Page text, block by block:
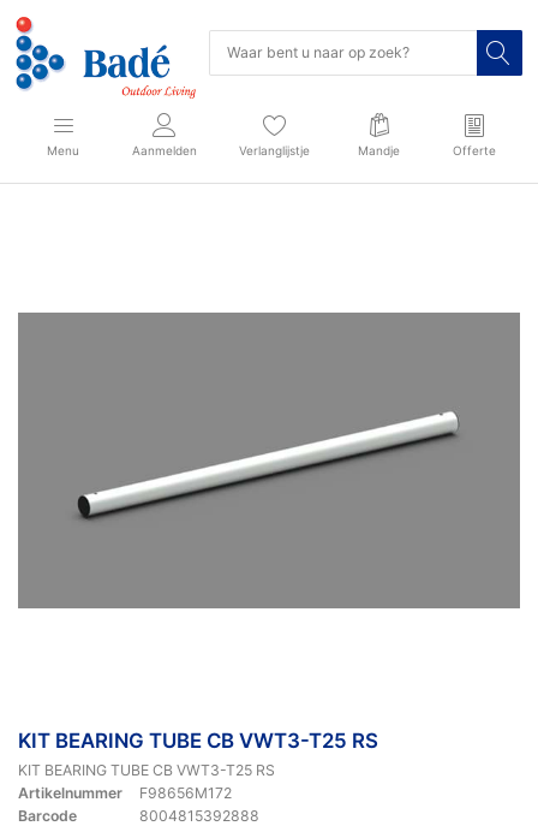
Menu Aanmelden Verlanglijstje Mandje Offerte
KIT BEARING TUBE CB VWT3-T25 RS
KIT BEARING TUBE CB VWT3-T25 RS
Artikelnummer
F98656M172
Barcode
8004815392888